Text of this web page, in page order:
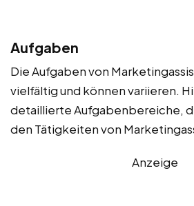
Aufgaben
Die Aufgaben von
vielfältig und können variieren.
detaillierte Aufgabenbereiche,
den Tätigkeiten von
Anzeige